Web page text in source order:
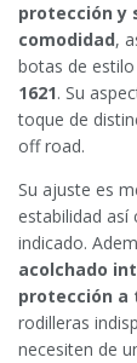
protección y
comodidad,
botas de
1621. Su
toque de
off road.
Su ajuste es
estabilidad
indicado.
acolchado
protección a
rodilleras
necesiten de